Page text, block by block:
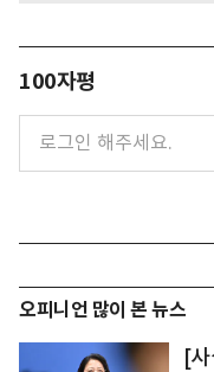
100자평
오피니언 많이 본 뉴스
[